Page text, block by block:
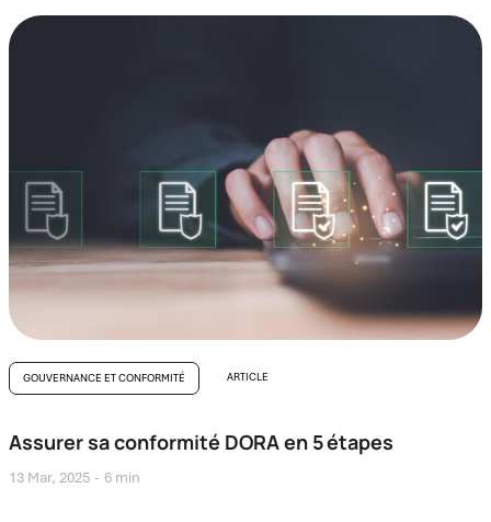
GOUVERNANCE ET CONFORMITÉ ARTICLE
Assurer sa conformité DORA en 5 étapes
13 Mar, 2025 6 min